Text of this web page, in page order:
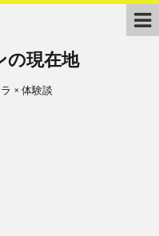
の現在地
× 体験談